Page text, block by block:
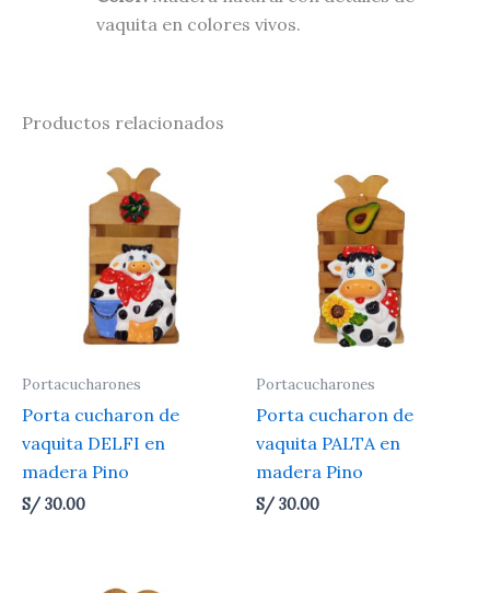
vaquita en colores vivos.
Productos relacionados
Portacucharones
Porta cucharon de
vaquita DELFI en
madera Pino
S/ 30.00
Portacucharones
Porta cucharon de
vaquita PALTA en
madera Pino
S/ 30.00